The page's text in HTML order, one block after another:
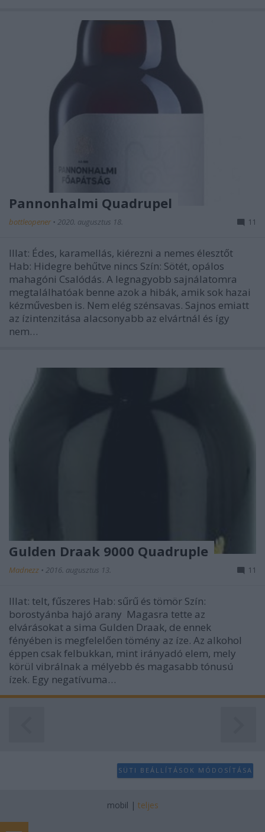
Pannonhalmi Quadrupel
bottleopener • 2020. augusztus 18. 11
Illat: Édes, karamellás, kiérezni a nemes élesztőt
Hab: Hidegre behűtve nincs Szín: Sötét, opálos
mahagóni Csalódás. A legnagyobb sajnálatomra
megtalálhatóak benne azok a hibák, amik sok hazai
kézművesben is. Nem elég szénsavas. Sajnos emiatt
az ízintenzitása alacsonyabb az elvártnál és így
nem…
Gulden Draak 9000 Quadruple
Madnezz • 2016. augusztus 13. 11
Illat: telt, fűszeres Hab: sűrű és tömör Szín:
borostyánba hajó arany Magasra tette az
elvárásokat a sima Gulden Draak, de ennek
fényében is megfelelően tömény az íze. Az alkohol
éppen csak felbukkan, mint irányadó elem, mely
körül vibrálnak a mélyebb és magasabb tónusú
ízek. Egy negatívuma…
SÜTI BEÁLLÍTÁSOK MÓDOSÍTÁSA
mobil | teljes